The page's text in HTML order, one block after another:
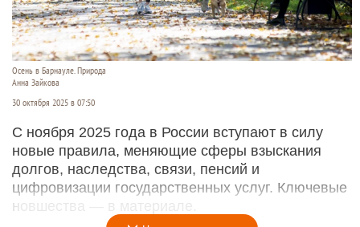
Осень в Барнауле. Природа
Анна Зайкова
30 октября 2025 в 07:50
С ноября 2025 года в России вступают в силу
новые правила, меняющие сферы взыскания
долгов, наследства, связи, пенсий и
цифровизации государственных услуг. Ключевые
новшества — в материале.